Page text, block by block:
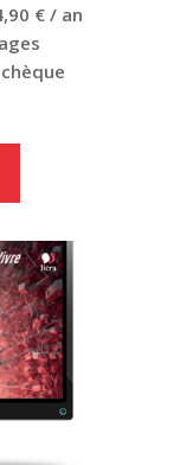
€ / an